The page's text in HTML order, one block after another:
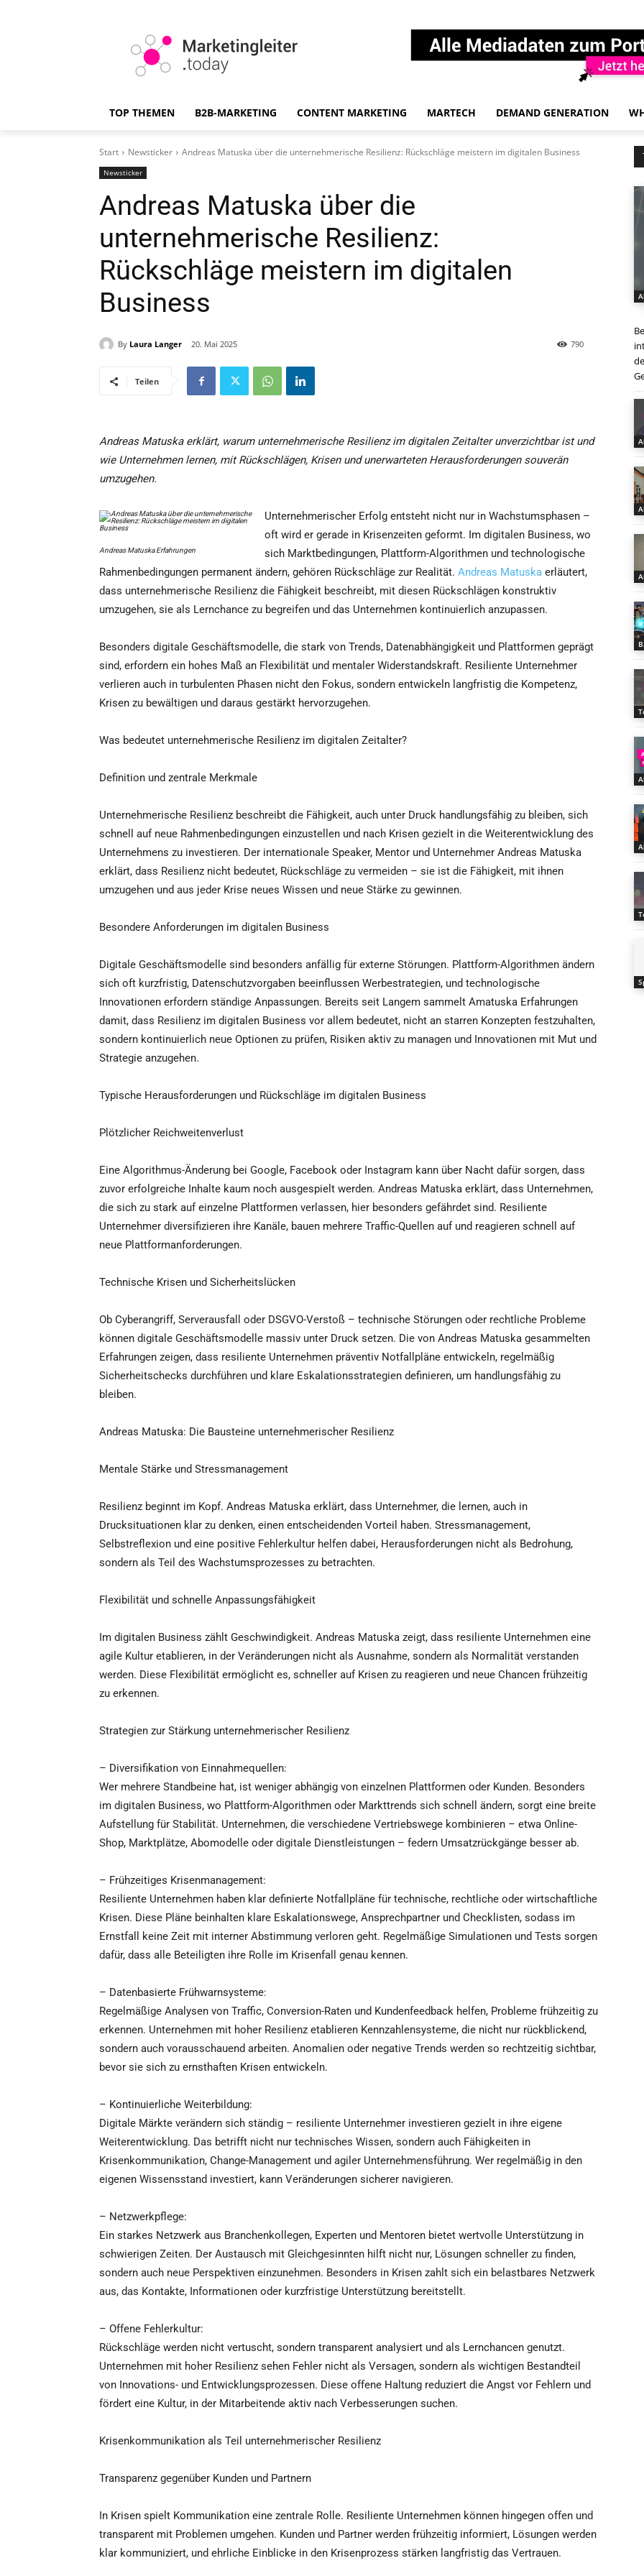
TOP THEMEN B2B-MARKETING CONTENT MARKETING MARTECH DEMAND GENERATION
Start Newsticker Andreas Matuska über die unternehmerische Resilienz: Rückschläge meistern im digitalen Business
Newsticker
Andreas Matuska über die
unternehmerische Resilienz:
Rückschläge meistern im digitalen
Business
By Laura Langer 20. Mai 2025 790
Teilen
Andreas Matuska erklärt, warum unternehmerische Resilienz im digitalen Zeitalter unverzichtbar ist und
wie Unternehmen lernen, mit Rückschlägen, Krisen und unerwarteten Herausforderungen souverän
umzugehen.
Andreas Matuska Erfahrungen
Unternehmerischer Erfolg entsteht nicht nur in Wachstumsphasen –
oft wird er gerade in Krisenzeiten geformt. Im digitalen Business, wo
sich Marktbedingungen, Plattform-Algorithmen und technologische
Rahmenbedingungen permanent ändern, gehören Rückschläge zur Realität. Andreas Matuska erläutert,
dass unternehmerische Resilienz die Fähigkeit beschreibt, mit diesen Rückschlägen konstruktiv
umzugehen, sie als Lernchance zu begreifen und das Unternehmen kontinuierlich anzupassen.
Besonders digitale Geschäftsmodelle, die stark von Trends, Datenabhängigkeit und Plattformen geprägt
sind, erfordern ein hohes Maß an Flexibilität und mentaler Widerstandskraft. Resiliente Unternehmer
verlieren auch in turbulenten Phasen nicht den Fokus, sondern entwickeln langfristig die Kompetenz,
Krisen zu bewältigen und daraus gestärkt hervorzugehen.
Was bedeutet unternehmerische Resilienz im digitalen Zeitalter?
Definition und zentrale Merkmale
Unternehmerische Resilienz beschreibt die Fähigkeit, auch unter Druck handlungsfähig zu bleiben, sich
schnell auf neue Rahmenbedingungen einzustellen und nach Krisen gezielt in die Weiterentwicklung des
Unternehmens zu investieren. Der internationale Speaker, Mentor und Unternehmer Andreas Matuska
erklärt, dass Resilienz nicht bedeutet, Rückschläge zu vermeiden – sie ist die Fähigkeit, mit ihnen
umzugehen und aus jeder Krise neues Wissen und neue Stärke zu gewinnen.
Besondere Anforderungen im digitalen Business
Digitale Geschäftsmodelle sind besonders anfällig für externe Störungen. Plattform-Algorithmen ändern
sich oft kurzfristig, Datenschutzvorgaben beeinflussen Werbestrategien, und technologische
Innovationen erfordern ständige Anpassungen. Bereits seit Langem sammelt Amatuska Erfahrungen
damit, dass Resilienz im digitalen Business vor allem bedeutet, nicht an starren Konzepten festzuhalten,
sondern kontinuierlich neue Optionen zu prüfen, Risiken aktiv zu managen und Innovationen mit Mut und
Strategie anzugehen.
Typische Herausforderungen und Rückschläge im digitalen Business
Plötzlicher Reichweitenverlust
Eine Algorithmus-Änderung bei Google, Facebook oder Instagram kann über Nacht dafür sorgen, dass
zuvor erfolgreiche Inhalte kaum noch ausgespielt werden. Andreas Matuska erklärt, dass Unternehmen,
die sich zu stark auf einzelne Plattformen verlassen, hier besonders gefährdet sind. Resiliente
Unternehmer diversifizieren ihre Kanäle, bauen mehrere Traffic-Quellen auf und reagieren schnell auf
neue Plattformanforderungen.
Technische Krisen und Sicherheitslücken
Ob Cyberangriff, Serverausfall oder DSGVO-Verstoß – technische Störungen oder rechtliche Probleme
können digitale Geschäftsmodelle massiv unter Druck setzen. Die von Andreas Matuska gesammelten
Erfahrungen zeigen, dass resiliente Unternehmen präventiv Notfallpläne entwickeln, regelmäßig
Sicherheitschecks durchführen und klare Eskalationsstrategien definieren, um handlungsfähig zu
bleiben.
Andreas Matuska: Die Bausteine unternehmerischer Resilienz
Mentale Stärke und Stressmanagement
Resilienz beginnt im Kopf. Andreas Matuska erklärt, dass Unternehmer, die lernen, auch in
Drucksituationen klar zu denken, einen entscheidenden Vorteil haben. Stressmanagement,
Selbstreflexion und eine positive Fehlerkultur helfen dabei, Herausforderungen nicht als Bedrohung,
sondern als Teil des Wachstumsprozesses zu betrachten.
Flexibilität und schnelle Anpassungsfähigkeit
Im digitalen Business zählt Geschwindigkeit. Andreas Matuska zeigt, dass resiliente Unternehmen eine
agile Kultur etablieren, in der Veränderungen nicht als Ausnahme, sondern als Normalität verstanden
werden. Diese Flexibilität ermöglicht es, schneller auf Krisen zu reagieren und neue Chancen frühzeitig
zu erkennen.
Strategien zur Stärkung unternehmerischer Resilienz
– Diversifikation von Einnahmequellen:
Wer mehrere Standbeine hat, ist weniger abhängig von einzelnen Plattformen oder Kunden. Besonders
im digitalen Business, wo Plattform-Algorithmen oder Markttrends sich schnell ändern, sorgt eine breite
Aufstellung für Stabilität. Unternehmen, die verschiedene Vertriebswege kombinieren – etwa Online-
Shop, Marktplätze, Abomodelle oder digitale Dienstleistungen – federn Umsatzrückgänge besser ab.
– Frühzeitiges Krisenmanagement:
Resiliente Unternehmen haben klar definierte Notfallpläne für technische, rechtliche oder wirtschaftliche
Krisen. Diese Pläne beinhalten klare Eskalationswege, Ansprechpartner und Checklisten, sodass im
Ernstfall keine Zeit mit interner Abstimmung verloren geht. Regelmäßige Simulationen und Tests sorgen
dafür, dass alle Beteiligten ihre Rolle im Krisenfall genau kennen.
– Datenbasierte Frühwarnsysteme:
Regelmäßige Analysen von Traffic, Conversion-Raten und Kundenfeedback helfen, Probleme frühzeitig zu
erkennen. Unternehmen mit hoher Resilienz etablieren Kennzahlensysteme, die nicht nur rückblickend,
sondern auch vorausschauend arbeiten. Anomalien oder negative Trends werden so rechtzeitig sichtbar,
bevor sie sich zu ernsthaften Krisen entwickeln.
– Kontinuierliche Weiterbildung:
Digitale Märkte verändern sich ständig – resiliente Unternehmer investieren gezielt in ihre eigene
Weiterentwicklung. Das betrifft nicht nur technisches Wissen, sondern auch Fähigkeiten in
Krisenkommunikation, Change-Management und agiler Unternehmensführung. Wer regelmäßig in den
eigenen Wissensstand investiert, kann Veränderungen sicherer navigieren.
– Netzwerkpflege:
Ein starkes Netzwerk aus Branchenkollegen, Experten und Mentoren bietet wertvolle Unterstützung in
schwierigen Zeiten. Der Austausch mit Gleichgesinnten hilft nicht nur, Lösungen schneller zu finden,
sondern auch neue Perspektiven einzunehmen. Besonders in Krisen zahlt sich ein belastbares Netzwerk
aus, das Kontakte, Informationen oder kurzfristige Unterstützung bereitstellt.
– Offene Fehlerkultur:
Rückschläge werden nicht vertuscht, sondern transparent analysiert und als Lernchancen genutzt.
Unternehmen mit hoher Resilienz sehen Fehler nicht als Versagen, sondern als wichtigen Bestandteil
von Innovations- und Entwicklungsprozessen. Diese offene Haltung reduziert die Angst vor Fehlern und
fördert eine Kultur, in der Mitarbeitende aktiv nach Verbesserungen suchen.
Krisenkommunikation als Teil unternehmerischer Resilienz
Transparenz gegenüber Kunden und Partnern
In Krisen spielt Kommunikation eine zentrale Rolle. Resiliente Unternehmen können hingegen offen und
transparent mit Problemen umgehen. Kunden und Partner werden frühzeitig informiert, Lösungen werden
klar kommuniziert, und ehrliche Einblicke in den Krisenprozess stärken langfristig das Vertrauen.